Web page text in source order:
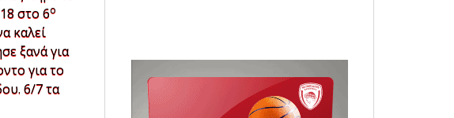
στο 6ο
καλεί
ξανά για
για το
6/7 τα